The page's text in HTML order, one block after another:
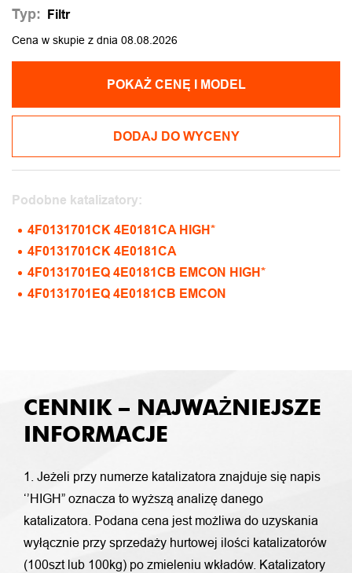
Typ: Filtr
Cena w skupie z dnia 08.08.2026
POKAŻ CENĘ I MODEL
DODAJ DO WYCENY
Podobne katalizatory:
4F0131701CK 4E0181CA HIGH*
4F0131701CK 4E0181CA
4F0131701EQ 4E0181CB EMCON HIGH*
4F0131701EQ 4E0181CB EMCON
CENNIK – NAJWAŻNIEJSZE
INFORMACJE
1. Jeżeli przy numerze katalizatora znajduje się napis
‘’HIGH” oznacza to wyższą analizę danego
katalizatora. Podana cena jest możliwa do uzyskania
wyłącznie przy sprzedaży hurtowej ilości katalizatorów
(100szt lub 100kg) po zmieleniu wkładów. Katalizatory